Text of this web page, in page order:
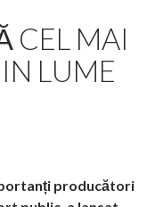
CEL MAI
LUME
producători